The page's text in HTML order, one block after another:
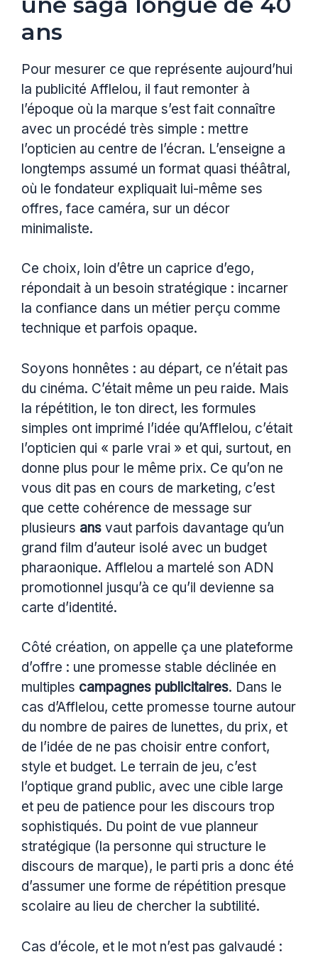
ans
Pour mesurer ce que représente aujourd’hui
la publicité Afflelou, il faut remonter à
l’époque où la marque s’est fait connaître
avec un procédé très simple : mettre
l’opticien au centre de l’écran. L’enseigne a
longtemps assumé un format quasi théâtral,
où le fondateur expliquait lui-même ses
offres, face caméra, sur un décor
minimaliste.
Ce choix, loin d’être un caprice d’ego,
répondait à un besoin stratégique : incarner
la confiance dans un métier perçu comme
technique et parfois opaque.
Soyons honnêtes : au départ, ce n’était pas
du cinéma. C’était même un peu raide. Mais
la répétition, le ton direct, les formules
simples ont imprimé l’idée qu’Afflelou, c’était
l’opticien qui « parle vrai » et qui, surtout, en
donne plus pour le même prix. Ce qu’on ne
vous dit pas en cours de marketing, c’est
que cette cohérence de message sur
plusieurs ans vaut parfois davantage qu’un
grand film d’auteur isolé avec un budget
pharaonique. Afflelou a martelé son ADN
promotionnel jusqu’à ce qu’il devienne sa
carte d’identité.
Côté création, on appelle ça une plateforme
d’offre : une promesse stable déclinée en
multiples campagnes publicitaires. Dans le
cas d’Afflelou, cette promesse tourne autour
du nombre de paires de lunettes, du prix, et
de l’idée de ne pas choisir entre confort,
style et budget. Le terrain de jeu, c’est
l’optique grand public, avec une cible large
et peu de patience pour les discours trop
sophistiqués. Du point de vue planneur
stratégique (la personne qui structure le
discours de marque), le parti pris a donc été
d’assumer une forme de répétition presque
scolaire au lieu de chercher la subtilité.
Cas d’école, et le mot n’est pas galvaudé :